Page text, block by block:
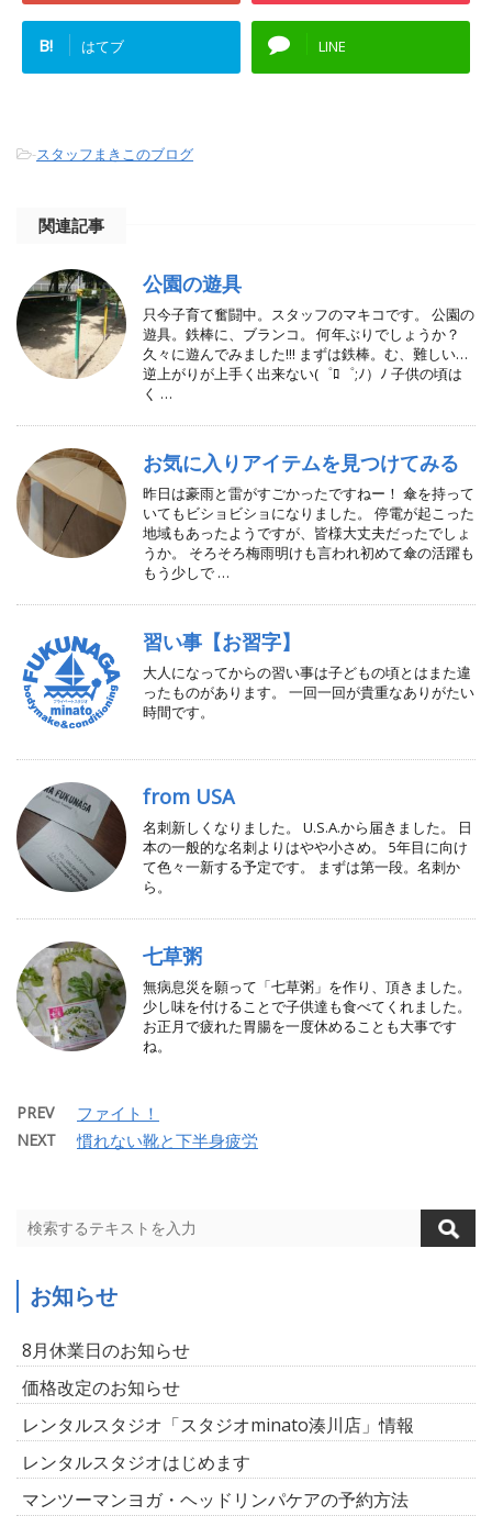
B! はてブ LINE
-スタッフまきこのブログ
関連記事
公園の遊具
只今子育て奮闘中。スタッフのマキコです。 公園の
遊具。鉄棒に、ブランコ。 何年ぶりでしょうか？
久々に遊んでみました!!! まずは鉄棒。む、難しい…
逆上がりが上手く出来ない(゜ﾛ゜;ﾉ）ﾉ 子供の頃は
く …
お気に入りアイテムを見つけてみる
昨日は豪雨と雷がすごかったですねー！ 傘を持って
いてもビショビショになりました。 停電が起こった
地域もあったようですが、皆様大丈夫だったでしょ
うか。 そろそろ梅雨明けも言われ初めて傘の活躍も
もう少しで …
習い事【お習字】
大人になってからの習い事は子どもの頃とはまた違
ったものがあります。 一回一回が貴重なありがたい
時間です。
from USA
名刺新しくなりました。 U.S.A.から届きました。 日
本の一般的な名刺よりはやや小さめ。 5年目に向け
て色々一新する予定です。 まずは第一段。名刺か
ら。
七草粥
無病息災を願って「七草粥」を作り、頂きました。
少し味を付けることで子供達も食べてくれました。
お正月で疲れた胃腸を一度休めることも大事です
ね。
PREV ファイト！
NEXT 慣れない靴と下半身疲労
お知らせ
8月休業日のお知らせ
価格改定のお知らせ
レンタルスタジオ「スタジオminato湊川店」情報
レンタルスタジオはじめます
マンツーマンヨガ・ヘッドリンパケアの予約方法